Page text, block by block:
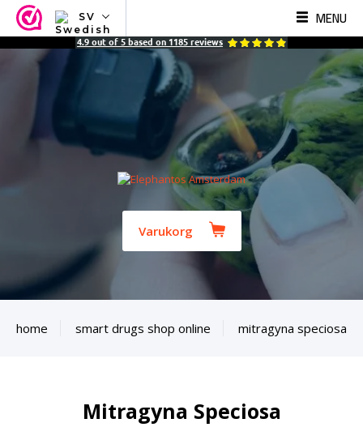
SV
NL
ES
MENU
4.9 out of 5 based on 1185 reviews
Varukorg
home smart drugs shop online mitragyna speciosa
Mitragyna Speciosa